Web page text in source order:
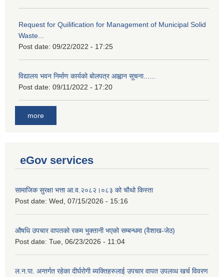
Request for Quilification for Management of Municipal Solid
Waste...
Post date: 09/22/2022 - 17:25
विद्यालय भवन निर्माण कार्यको बोलपत्र आह्वान सूचना......
Post date: 09/11/2022 - 17:20
more
eGov services
सामाजिक सुरक्षा भत्ता आ.व.२०८२।०८३ को चौथो किस्ता
Post date: Wed, 07/15/2026 - 15:16
औषधि उपचार वापतको रकम भुक्तानी भएको सम्बन्धमा (वैशाख-जेठ)
Post date: Tue, 06/23/2026 - 11:04
ल.न.पा. अन्तर्गत रहेका दीर्घरोगी ब्यक्तिहरुलाई उपचार वापत उपलव्ध खर्च विवरण